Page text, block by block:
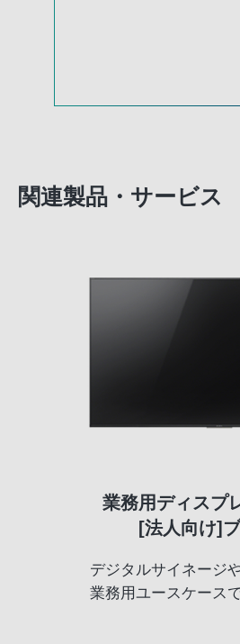
関連製品・サービス
業務用ディスプ
[法人向け]
デジタルサイネージ
業務用ユースケース